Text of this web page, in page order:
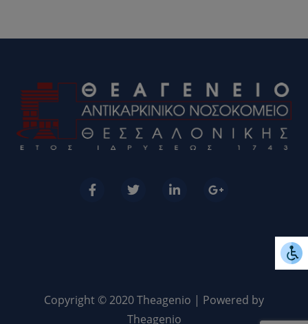
Copyright © 2020 Theagenio | Powered by
Theagenio